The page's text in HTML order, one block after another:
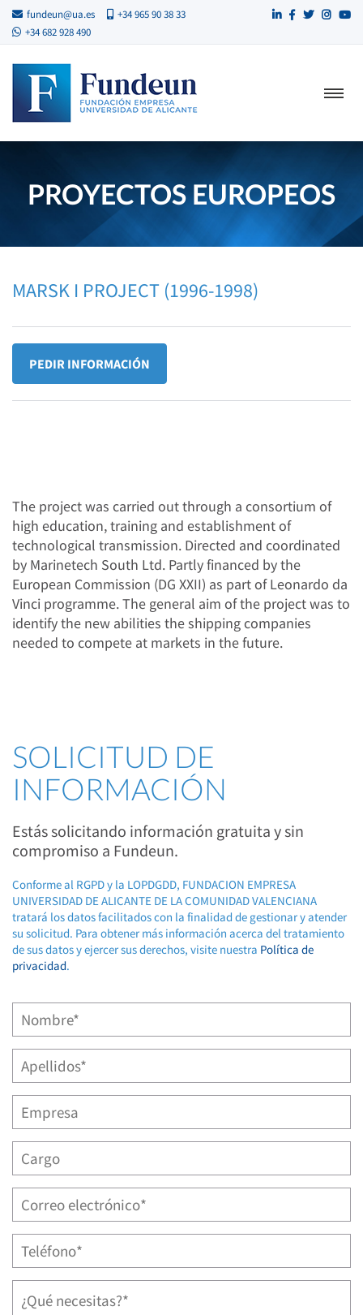
fundeun@ua.es
+34 965 90 38 33
+34 682 928 490
PROYECTOS EUROPEOS
MARSK I PROJECT (1996-1998)
PEDIR INFORMACIÓN
The project was carried out through a consortium of
high education, training and establishment of
technological transmission. Directed and coordinated
by Marinetech South Ltd. Partly financed by the
European Commission (DG XXII) as part of Leonardo da
Vinci programme. The general aim of the project was to
identify the new abilities the shipping companies
needed to compete at markets in the future.
SOLICITUD DE
INFORMACIÓN
Estás solicitando información gratuita y sin
compromiso a Fundeun.
Conforme al RGPD y la LOPDGDD, FUNDACION EMPRESA
UNIVERSIDAD DE ALICANTE DE LA COMUNIDAD VALENCIANA
tratará los datos facilitados con la finalidad de gestionar y atender
su solicitud. Para obtener más información acerca del tratamiento
de sus datos y ejercer sus derechos, visite nuestra Política de
privacidad.